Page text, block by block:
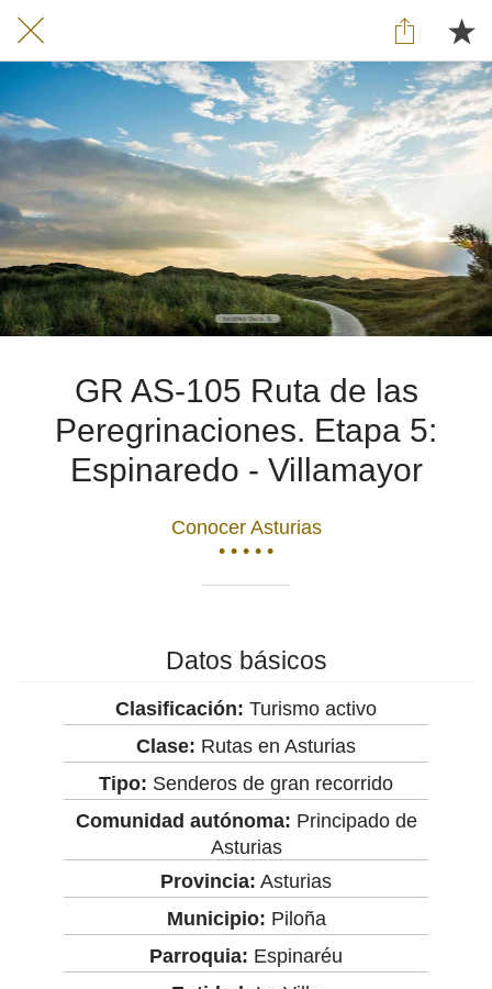
GR AS-105 Ruta de las
Peregrinaciones. Etapa 5:
Espinaredo - Villamayor
Conocer Asturias
• • • • •
Datos básicos
Clasificación: Turismo activo
Clase: Rutas en Asturias
Tipo: Senderos de gran recorrido
Comunidad autónoma: Principado de
Asturias
Provincia: Asturias
Municipio: Piloña
Parroquia: Espinaréu